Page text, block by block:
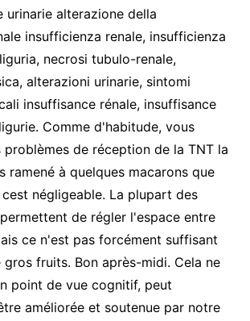
urinarie alterazione della
insufficienza renale, insufficienza
necrosi tubulo-renale,
alterazioni urinarie, sintomi
insuffisance rénale, insuffisance
Comme d'habitude, vous
problèmes de réception de la TNT la
ramené à quelques macarons que
négligeable. La plupart des
de régler l'espace entre
ce n'est pas forcément suffisant
fruits. Bon après-midi. Cela ne
point de vue cognitif, peut
améliorée et soutenue par notre